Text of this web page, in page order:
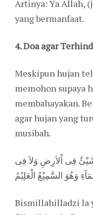
Artinya: Ya Allah,
yang bermanfaat.
4. Doa agar
Meskipun hujan
memohon supaya
membahayakan.
agar hujan yang
musibah.
فِى اْلاَرِضِ وَلاَ فِى
وَهُوَ السَّمِيْعُ الْعَلِيْمُ
Bismillahilladzi la